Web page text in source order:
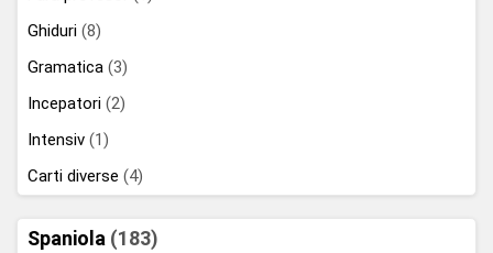
Ghiduri (8)
Gramatica (3)
Incepatori (2)
Intensiv (1)
Carti diverse (4)
Spaniola (183)